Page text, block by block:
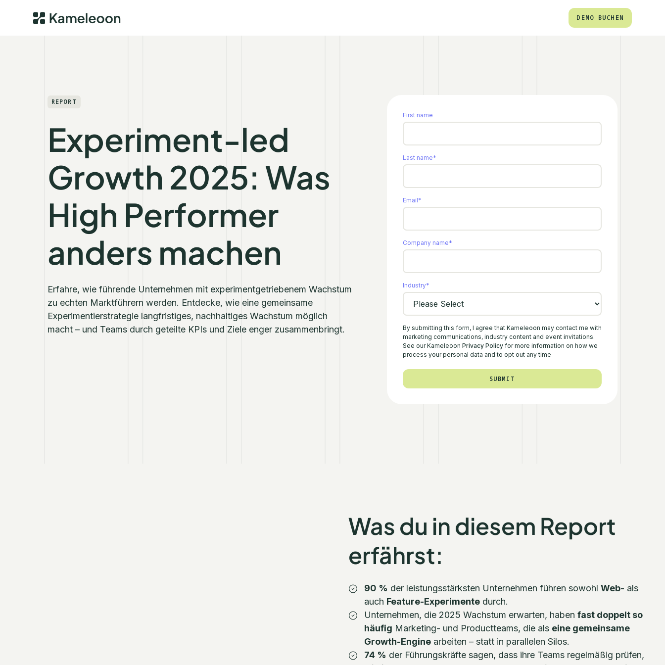
DEMO BUCHEN
REPORT
Experiment-led
Growth 2025: Was
High Performer
anders machen
Erfahre, wie führende Unternehmen mit experimentgetriebenem Wachstum
zu echten Marktführern werden. Entdecke, wie eine gemeinsame
Experimentierstrategie langfristiges, nachhaltiges Wachstum möglich
macht – und Teams durch geteilte KPIs und Ziele enger zusammenbringt.
First name
Last name*
Email*
Company name*
Industry*
By submitting this form, I agree that Kameleoon may contact me with
marketing communications, industry content and event invitations.
See our Kameleoon Privacy Policy for more information on how we
process your personal data and to opt out any time
Was du in diesem Report
erfährst:
90 % der leistungsstärksten Unternehmen führen sowohl Web- als
auch Feature-Experimente durch.
Unternehmen, die 2025 Wachstum erwarten, haben fast doppelt so
häufig Marketing- und Productteams, die als eine gemeinsame
Growth-Engine arbeiten – statt in parallelen Silos.
74 % der Führungskräfte sagen, dass ihre Teams regelmäßig prüfen,